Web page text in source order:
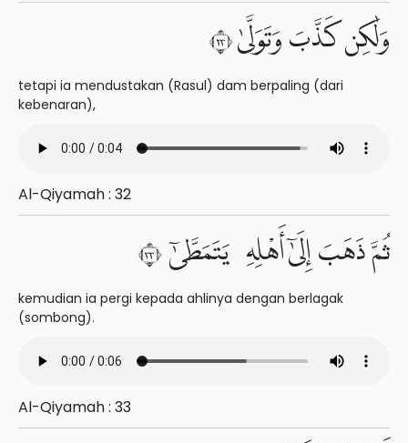
وَلَٰكِن كَذَّبَ وَتَوَلَّىٰ ٣٢
tetapi ia mendustakan (Rasul) dam berpaling (dari
kebenaran),
Al-Qiyamah : 32
ثُمَّ ذَهَبَ إِلَىٰٓ أَهْلِهِۦ يَتَمَطَّىٰٓ ٣٣
kemudian ia pergi kepada ahlinya dengan berlagak
(sombong).
Al-Qiyamah : 33